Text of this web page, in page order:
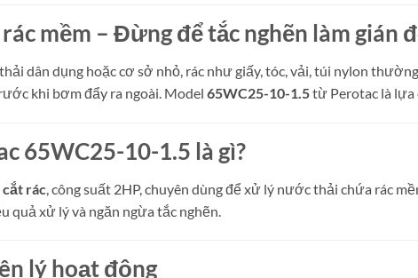
mềm – Đừng để tắc nghẽn làm gián
dân dụng hoặc cơ sở nhỏ, rác như giấy, tóc, vải, túi nylon
khi bơm đẩy ra ngoài. Model 65WC25-10-1.5từ Perotac là
65WC25-10-1.5 là gì?
cắt rác , công suất 2HP, chuyên dùng để xử lý nước thải chứa rác
quả xử lý và ngăn ngừa tắc nghẽn.
lý hoạt động